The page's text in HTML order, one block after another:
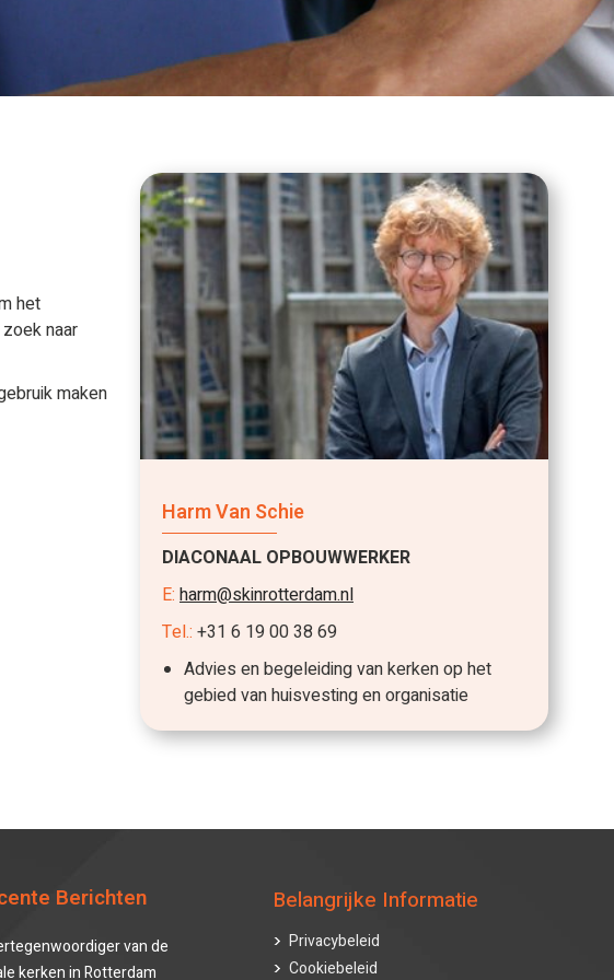
het
naar
maken
Harm Van Schie
DIACONAAL OPBOUWWERKER
E: harm@skinrotterdam.nl
Tel.: +31 6 19 00 38 69
Advies en begeleiding van kerken op het
gebied van huisvesting en organisatie
Berichten
van de
kerken in Rotterdam
Belangrijke Informatie
Privacybeleid
Cookiebeleid